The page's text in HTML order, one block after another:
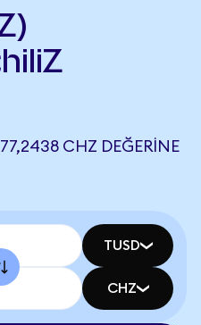
CHZ DEĞERINE
TUSD
CHZ